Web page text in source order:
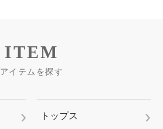
ITEM
アイテムを探す
トップス